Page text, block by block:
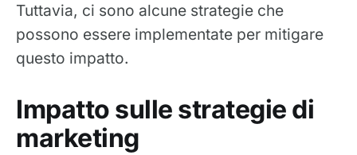
Tuttavia, ci sono alcune strategie che
possono essere implementate per mitigare
questo impatto.
Impatto sulle strategie di
marketing